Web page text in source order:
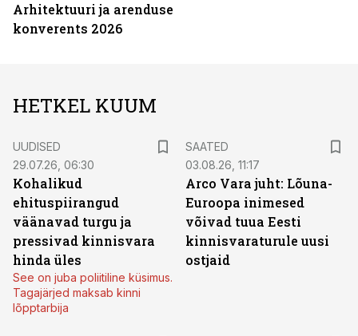
Arhitektuuri ja arenduse
konverents 2026
HETKEL KUUM
UUDISED
29.07.26, 06:30
Kohalikud
ehituspiirangud
väänavad turgu ja
pressivad kinnisvara
hinda üles
See on juba poliitiline küsimus.
Tagajärjed maksab kinni
lõpptarbija
SAATED
03.08.26, 11:17
Arco Vara juht: Lõuna-
Euroopa inimesed
võivad tuua Eesti
kinnisvaraturule uusi
ostjaid